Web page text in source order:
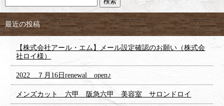
最近の投稿
【株式会社アール・エム】メール設定確認のお願い（株式会
社ロイ様）
2022 ７月16日renewal open♪
メンズカット 六甲 阪急六甲 美容室 サロンドロイ